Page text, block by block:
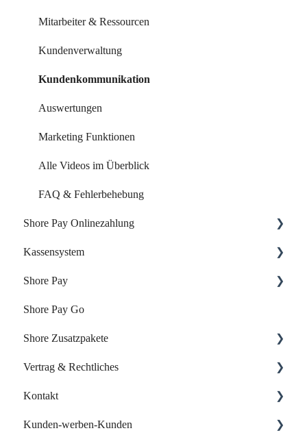
Mitarbeiter & Ressourcen
Kundenverwaltung
Kundenkommunikation
Auswertungen
Marketing Funktionen
Alle Videos im Überblick
FAQ & Fehlerbehebung
Shore Pay Onlinezahlung
Einrichtung & Aktivierung
Zahlungsoptionen & Funktionen
Kassensystem
Dein Start mit der Shore Kasse
Dein Account & Zugang
Produkte & Inventar
Kunden & Benutzer
Kassieren & Verkauf
Berichte & Buchhaltung
Shore Pay
Erste Schritte
FAQs - Fragen & Antworten zu Shore Pay
Shore Pay Go
Shore Zusatzpakete
Onlineshop
Website-Baukasten
Online-Verzeichnisse
Vertrag & Rechtliches
Vertrag & Rechnungen
Datenschutz
Kontakt
Support kontaktieren
Kunden-werben-Kunden